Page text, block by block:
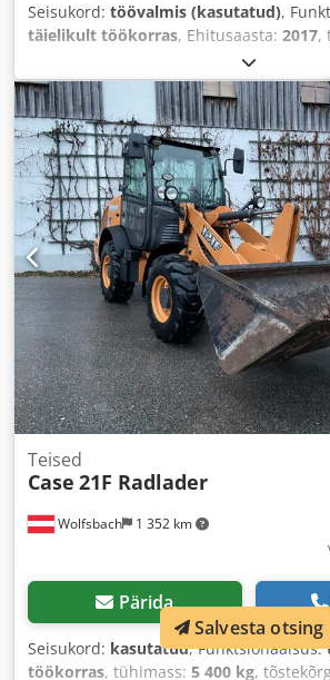
Seisukord: töövalmis (kasutatud),
täielikult töökorras, Ehitusaasta: 2017,
, kütuse
maksimaalne kiirus:30 km/h, esmane
07/2017, järgmine ülevaatus (TÜV):07/
rehvi suurus:500/85 R24, masina/
YHG233775, Varustus:haagise
kliimaseade, rapsilõikur, valgustus,
Wolfsbach 1 352 km
Teised
Case 21F Radlader
Pärida
Seisukord: kasutatud, Funktsionaalsus:
töökorras, tühimass: 5 400 kg,
Salvesta otsing